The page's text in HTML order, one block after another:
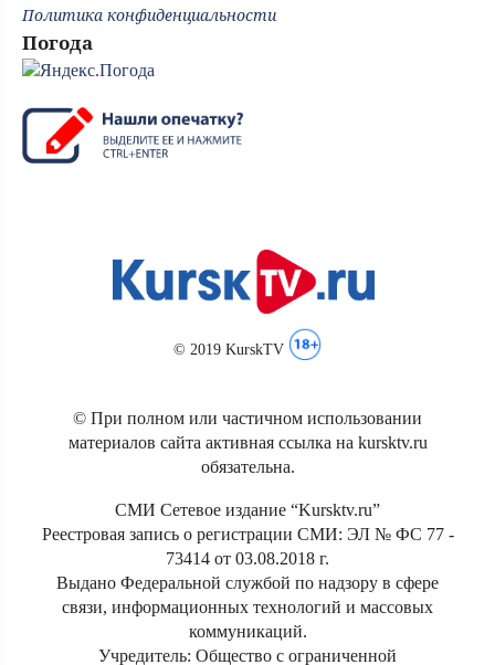
Политика конфиденциальности
Погода
© 2019 KurskTV
© При полном или частичном использовании
материалов сайта активная ссылка на kursktv.ru
обязательна.
СМИ Сетевое издание “Kursktv.ru”
Реестровая запись о регистрации СМИ: ЭЛ № ФС 77 -
73414 от 03.08.2018 г.
Выдано Федеральной службой по надзору в сфере
связи, информационных технологий и массовых
коммуникаций.
Учредитель: Общество с ограниченной